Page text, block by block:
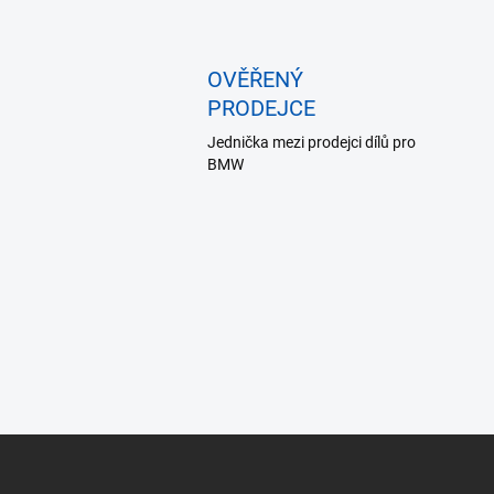
OVĚŘENÝ
PRODEJCE
Jednička mezi prodejci dílů pro
BMW